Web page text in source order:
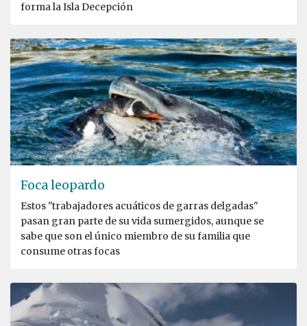
forma la Isla Decepción
Foca leopardo
Estos "trabajadores acuáticos de garras delgadas"
pasan gran parte de su vida sumergidos, aunque se
sabe que son el único miembro de su familia que
consume otras focas